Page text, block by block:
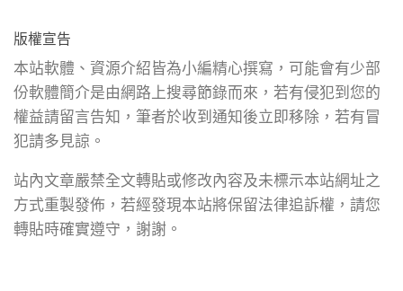
版權宣告
本站軟體、資源介紹皆為小編精心撰寫，可能會有少部
份軟體簡介是由網路上搜尋節錄而來，若有侵犯到您的
權益請留言告知，筆者於收到通知後立即移除，若有冒
犯請多見諒。
站內文章嚴禁全文轉貼或修改內容及未標示本站網址之
方式重製發佈，若經發現本站將保留法律追訴權，請您
轉貼時確實遵守，謝謝。